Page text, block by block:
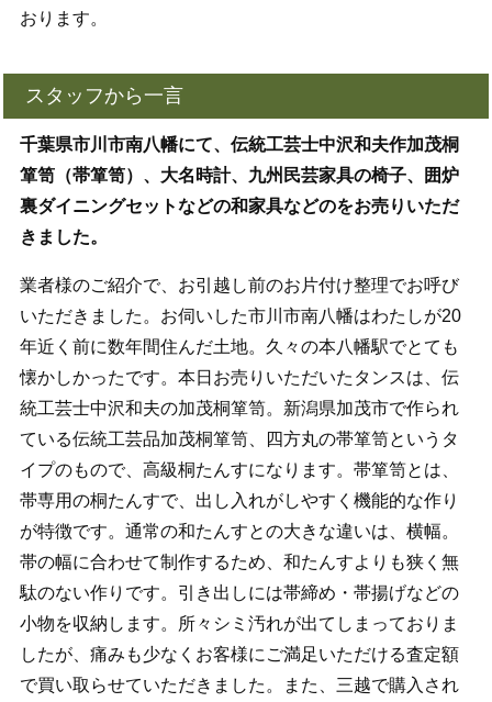
おります。
スタッフから一言
千葉県市川市南八幡にて、伝統工芸士中沢和夫作加茂桐
箪笥（帯箪笥）、大名時計、九州民芸家具の椅子、囲炉
裏ダイニングセットなどの和家具などのをお売りいただ
きました。
業者様のご紹介で、お引越し前のお片付け整理でお呼び
いただきました。お伺いした市川市南八幡はわたしが20
年近く前に数年間住んだ土地。久々の本八幡駅でとても
懐かしかったです。本日お売りいただいたタンスは、伝
統工芸士中沢和夫の加茂桐箪笥。新潟県加茂市で作られ
ている伝統工芸品加茂桐箪笥、四方丸の帯箪笥というタ
イプのもので、高級桐たんすになります。帯箪笥とは、
帯専用の桐たんすで、出し入れがしやすく機能的な作り
が特徴です。通常の和たんすとの大きな違いは、横幅。
帯の幅に合わせて制作するため、和たんすよりも狭く無
駄のない作りです。引き出しには帯締め・帯揚げなどの
小物を収納します。所々シミ汚れが出てしまっておりま
したが、痛みも少なくお客様にご満足いただける査定額
で買い取らせていただきました。また、三越で購入され